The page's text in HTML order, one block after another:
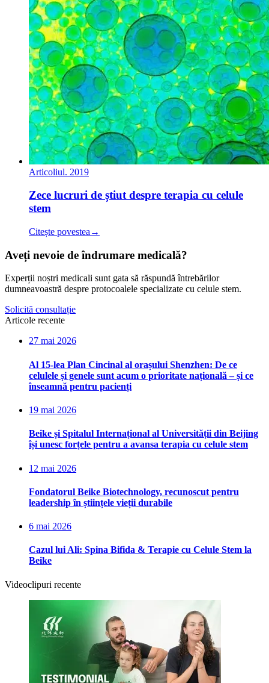
Articoliul. 2019
Zece lucruri de știut despre terapia cu celule
stem
Citește povestea →
Aveți nevoie de îndrumare medicală?
Experții noștri medicali sunt gata să răspundă întrebărilor
dumneavoastră despre protocoalele specializate cu celule stem.
Solicită consultație
Articole recente
27 mai 2026
Al 15-lea Plan Cincinal al orașului Shenzhen: De ce
celulele și genele sunt acum o prioritate națională – și ce
înseamnă pentru pacienți
19 mai 2026
Beike și Spitalul Internațional al Universității din Beijing
își unesc forțele pentru a avansa terapia cu celule stem
12 mai 2026
Fondatorul Beike Biotechnology, recunoscut pentru
leadership în științele vieții durabile
6 mai 2026
Cazul lui Ali: Spina Bifida & Terapie cu Celule Stem la
Beike
Videoclipuri recente